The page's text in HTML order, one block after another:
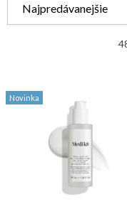
a
n
Najpredávanejšie
Abecedne
V
ý
Novinka